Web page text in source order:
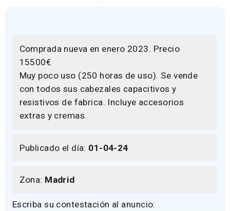
Comprada nueva en enero 2023. Precio
15500€
Muy poco uso (250 horas de uso). Se vende
con todos sus cabezales capacitivos y
resistivos de fabrica. Incluye accesorios
extras y cremas.
Publicado el día: 01-04-24
Zona: Madrid
Escriba su contestación al anuncio: